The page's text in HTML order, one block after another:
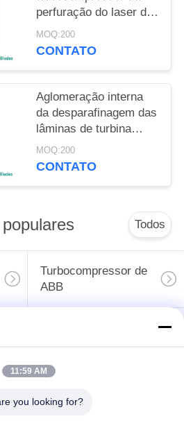
perfuração do laser de
TOFD que molda
descascando a
MOQ:200
CONTATO
Aglomeração interna
da desparafinagem das
lâminas de turbina
refrigerando do fluxo
de ar da lâmina do
MOQ:200
CONTATO
Todos
Turbocompressor de
ABB
ENCONTROU o
Alojamento de
11:59 AM
you looking for?